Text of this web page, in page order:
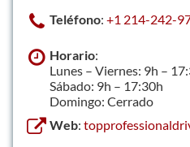
Teléfono: +1 214-242-
Horario:
Lunes – Viernes: 9h –
Sábado: 9h – 17:30h
Domingo: Cerrado
Web: